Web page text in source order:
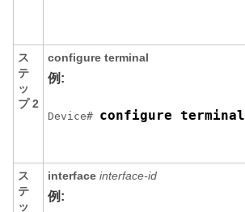
ス
テ
ッ
プ 2
configure terminal
例:
Device# configure terminal
ス
テ
ッ
interface interface-id
例: